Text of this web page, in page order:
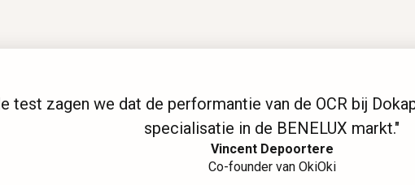
zagen we dat de performantie van de OCR bij Dokapi
specialisatie in de BENELUX markt."
Vincent Depoortere
Co-founder van OkiOki